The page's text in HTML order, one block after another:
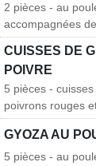
2 pièces - au
accompagnées
CUISSES DE
POIVRE
5 pièces -
poivrons rouges
GYOZA AU
5 pièces - au